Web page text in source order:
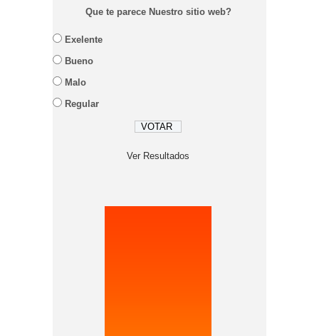
Que te parece Nuestro sitio web?
Exelente
Bueno
Malo
Regular
Ver Resultados